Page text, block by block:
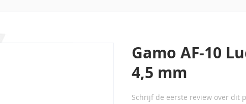
Gamo AF-10
4,5 mm
Schrijf de eerste review over dit